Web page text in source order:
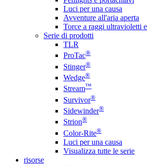
Luci per una causa
Avventure all'aria aperta
Torce a raggi ultravioletti
Serie di prodotti
TLR
ProTac®
Stinger®
Wedge®
Stream™
Survivor®
Sidewinder®
Strion®
Color-Rite®
Luci per una causa
Visualizza tutte le serie
risorse